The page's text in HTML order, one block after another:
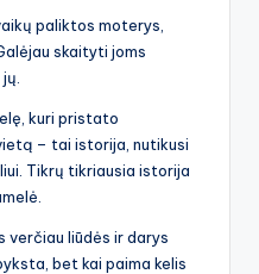
paliktos moterys,
skaityti joms
kuri pristato
– tai istorija, nutikusi
Tikrų tikriausia istorija
verčiau liūdės ir darys
bet kai paima kelis